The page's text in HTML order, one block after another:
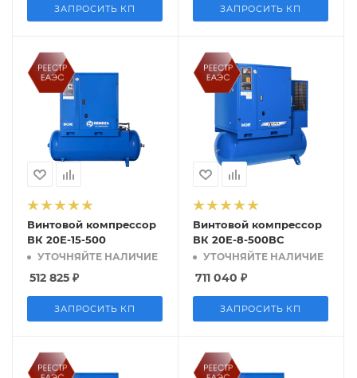
ЗАПРОСИТЬ КП ЗАПРОСИТЬ КП
Винтовой компрессор
ВК 20Е-15-500
УТОЧНЯЙТЕ НАЛИЧИЕ
512 825 ₽
ЗАПРОСИТЬ КП
Винтовой компрессор
ВК 20Е-8-500ВС
УТОЧНЯЙТЕ НАЛИЧИЕ
711 040 ₽
ЗАПРОСИТЬ КП